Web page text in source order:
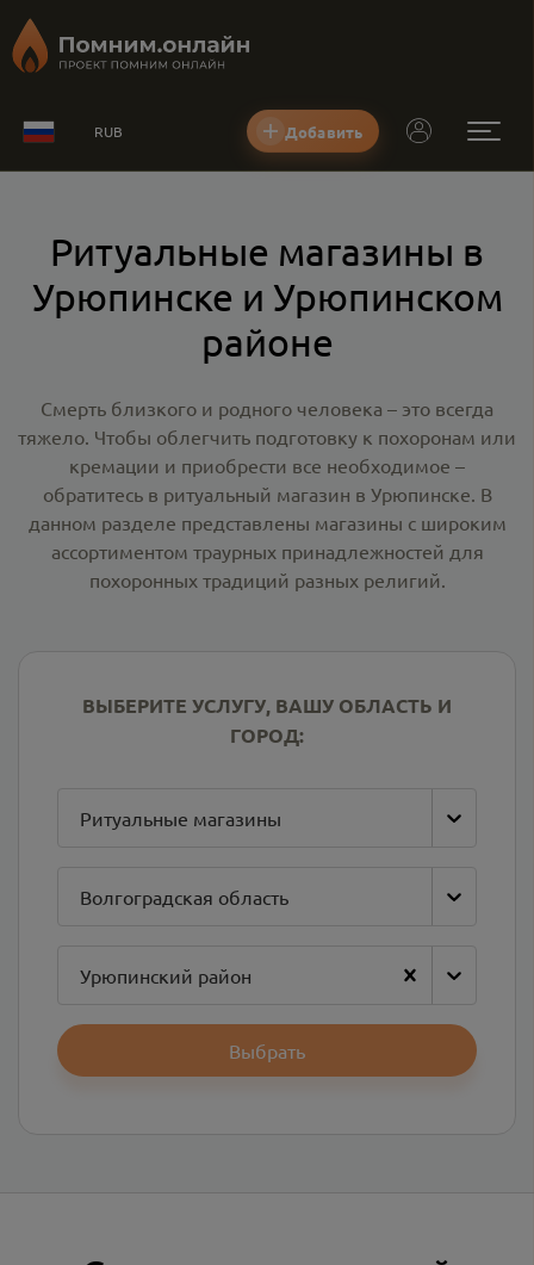
RUB Добавить
Ритуальные магазины в
Урюпинске и Урюпинском
районе
Смерть близкого и родного человека – это всегда
тяжело. Чтобы облегчить подготовку к похоронам или
кремации и приобрести все необходимое –
обратитесь в ритуальный магазин в Урюпинске. В
данном разделе представлены магазины с широким
ассортиментом траурных принадлежностей для
похоронных традиций разных религий.
ВЫБЕРИТЕ УСЛУГУ, ВАШУ ОБЛАСТЬ И
ГОРОД:
Ритуальные магазины
Волгоградская область
Урюпинский район
Выбрать